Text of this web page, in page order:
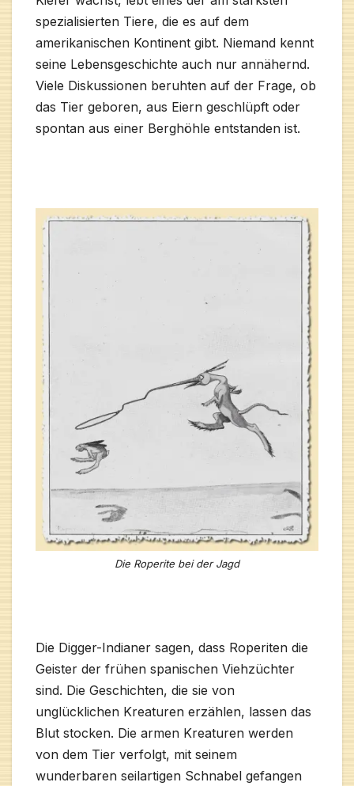
spezialisierten Tiere, die es auf dem
amerikanischen Kontinent gibt. Niemand kennt
seine Lebensgeschichte auch nur annähernd.
Viele Diskussionen beruhten auf der Frage, ob
das Tier geboren, aus Eiern geschlüpft oder
spontan aus einer Berghöhle entstanden ist.
Die Roperite bei der Jagd
Die Digger-Indianer sagen, dass Roperiten die
Geister der frühen spanischen Viehzüchter
sind. Die Geschichten, die sie von
unglücklichen Kreaturen erzählen, lassen das
Blut stocken. Die armen Kreaturen werden
von dem Tier verfolgt, mit seinem
wunderbaren seilartigen Schnabel gefangen